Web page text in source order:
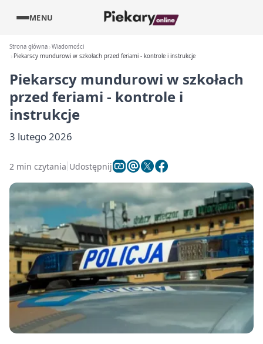
MENU
Strona główna Wiadomości
Piekarscy mundurowi w szkołach przed feriami - kontrole i instrukcje
Piekarscy mundurowi w szkołach
przed feriami - kontrole i
instrukcje
3 lutego 2026
2 min czytania Udostępnij